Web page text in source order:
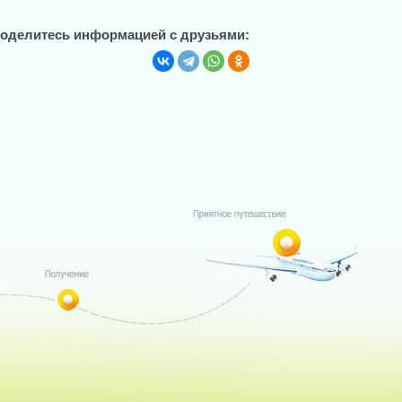
информацией с друзьями: